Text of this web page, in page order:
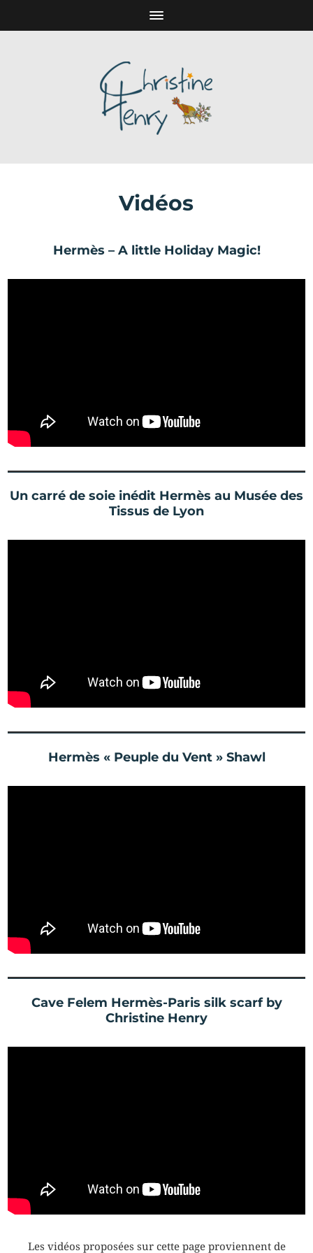
Vidéos
Hermès – A little Holiday Magic!
Un carré de soie inédit Hermès au Musée des
Tissus de Lyon
Hermès « Peuple du Vent » Shawl
Cave Felem Hermès-Paris silk scarf by
Christine Henry
Les vidéos proposées sur cette page proviennent de